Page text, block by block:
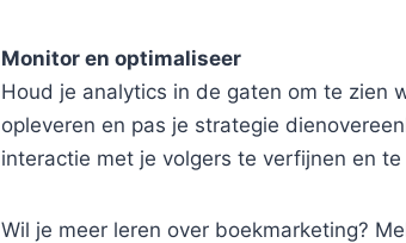
Monitor en optimaliseer
Houd je analytics in de gaten om te zien
opleveren en pas je strategie
interactie met je volgers te verfijnen en te
Wil je meer leren over boekmarketing?